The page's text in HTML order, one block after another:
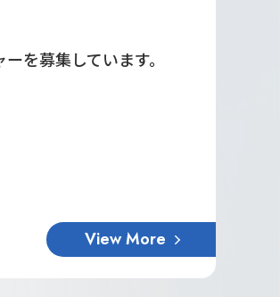
を募集しています。
View More